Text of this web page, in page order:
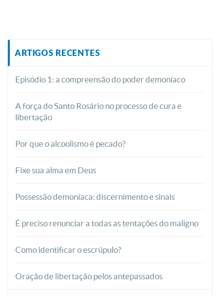
ARTIGOS RECENTES
Episódio 1: a compreensão do poder demoníaco
A força do Santo Rosário no processo de cura e
libertação
Por que o alcoolismo é pecado?
Fixe sua alma em Deus
Possessão demoníaca: discernimento e sinais
É preciso renunciar a todas as tentações do maligno
Como identificar o escrúpulo?
Oração de libertação pelos antepassados